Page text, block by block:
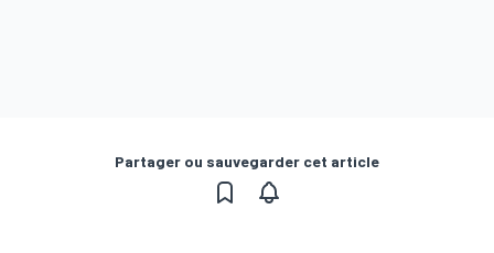
Partager ou sauvegarder cet article